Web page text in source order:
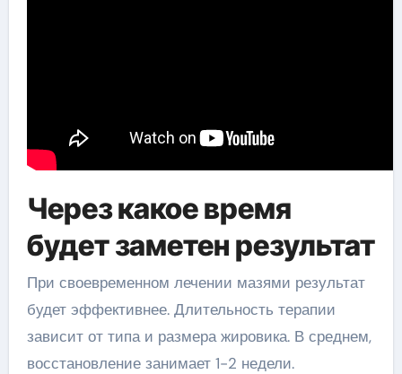
Через какое время
будет заметен результат
При своевременном лечении мазями результат
будет эффективнее. Длительность терапии
зависит от типа и размера жировика. В среднем,
восстановление занимает 1-2 недели.